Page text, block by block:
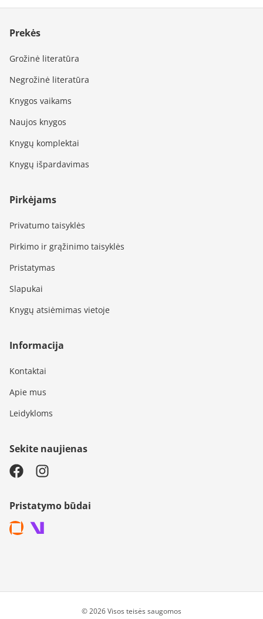
Prekės
Grožinė literatūra
Negrožinė literatūra
Knygos vaikams
Naujos knygos
Knygų komplektai
Knygų išpardavimas
Pirkėjams
Privatumo taisyklės
Pirkimo ir grąžinimo taisyklės
Pristatymas
Slapukai
Knygų atsiėmimas vietoje
Informacija
Kontaktai
Apie mus
Leidykloms
Sekite naujienas
Pristatymo būdai
© 2026 Visos teisės saugomos